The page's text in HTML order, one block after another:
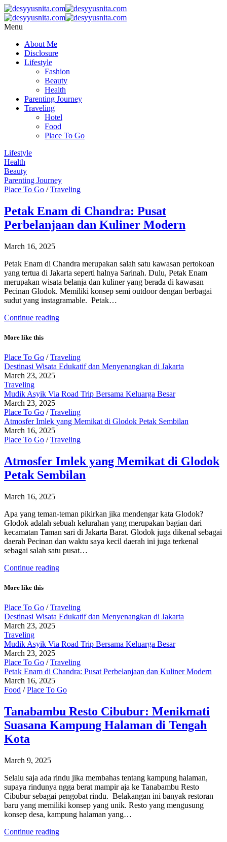
Menu
About Me
Disclosure
Lifestyle
Fashion
Beauty
Health
Parenting Journey
Traveling
Hotel
Food
Place To Go
Lifestyle
Health
Beauty
Parenting Journey
Place To Go /Traveling
Petak Enam di Chandra: Pusat
Perbelanjaan dan Kuliner Modern
March 16, 2025
Petak Enam di Chandra merupakan salah satu kawasan pertokoan
yang tertua di Jakarta seperti halnya Sarinah. Dulu, Petak Enam
merupakan wisata belanja dan kuliner yang berada di kawasan
Pecinan Glodok. Memiliki konsep semi outdoor dengan berbagai
sudut yang instagramable. Petak…
Continue reading
More like this
Place To Go /Traveling
Destinasi Wisata Edukatif dan Menyenangkan di Jakarta
March 23, 2025
Traveling
Mudik Asyik Via Road Trip Bersama Keluarga Besar
March 23, 2025
Place To Go /Traveling
Atmosfer Imlek yang Memikat di Glodok Petak Sembilan
March 16, 2025
Place To Go /Traveling
Atmosfer Imlek yang Memikat di Glodok
Petak Sembilan
March 16, 2025
Apa yang teman-teman pikirkan jika mendengar kata Glodok?
Glodok adalah sebuah kelurahan yang merupakan bagian dari
kecamatan Taman sari di Jakarta Barat. Glodok juga dikenal sebagai
daerah Pecinan dan waktu saya kecil daerah ini juga terkenal
sebagai salah satu pusat…
Continue reading
More like this
Place To Go /Traveling
Destinasi Wisata Edukatif dan Menyenangkan di Jakarta
March 23, 2025
Traveling
Mudik Asyik Via Road Trip Bersama Keluarga Besar
March 23, 2025
Place To Go /Traveling
Petak Enam di Chandra: Pusat Perbelanjaan dan Kuliner Modern
March 16, 2025
Food /Place To Go
Tanabambu Resto Cibubur: Menikmati
Suasana Kampung Halaman di Tengah
Kota
March 9, 2025
Selalu saja ada rindu jika membahas tentang kampung halaman,
supaya rindunya ngga berat mampir aja ke Tanabambu Resto
Cibubur sebagai pengobat rindu. Belakangan ini banyak restoran
baru yang memiliki konsep yang unik. Resto yang mengusung
konsep desa, kampung halaman yang…
Continue reading